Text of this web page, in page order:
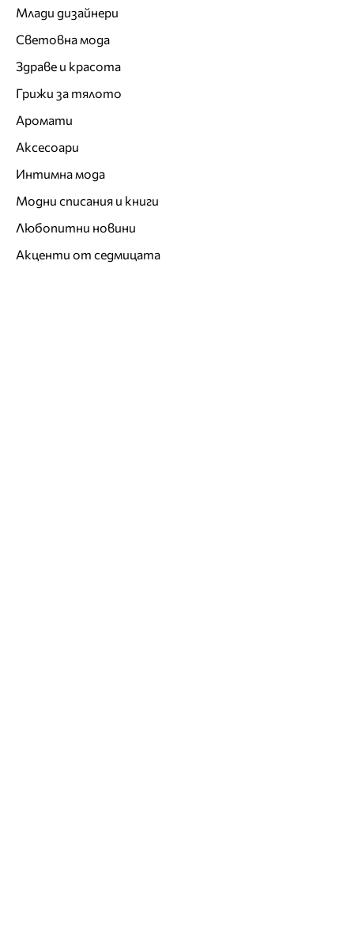
Млади дизайнери
Световна мода
Здраве и красота
Грижи за тялото
Аромати
Аксесоари
Интимна мода
Модни списания и книги
Любопитни новини
Акценти от седмицата